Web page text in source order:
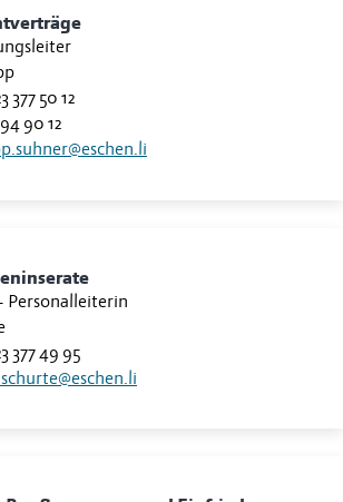
377 50 12
90 12
Personalleiterin
377 49 95